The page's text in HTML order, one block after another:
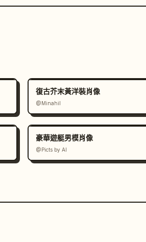
復古芥末黃洋裝肖像
@Minahil
豪華遊艇男模肖像
@Picts by AI